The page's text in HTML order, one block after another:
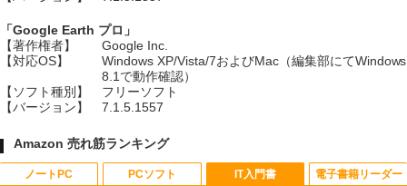
「Google Earth プロ」
【著作権者】
Google Inc.
【対応OS】
Windows XP/Vista/7およびMac（編集部にてWindows
8.1で動作確認）
【ソフト種別】
フリーソフト
【バージョン】
7.1.5.1557
Amazon 売れ筋ランキング
ノートPC PCソフト IT入門書 電子書籍リーダー